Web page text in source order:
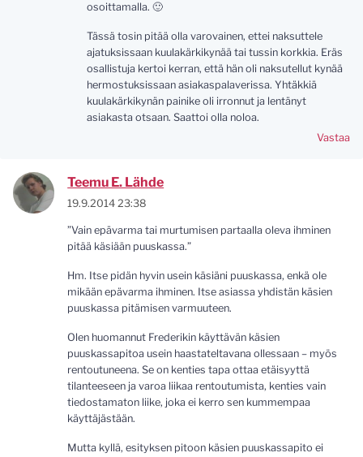
osoittamalla. 🙂
Tässä tosin pitää olla varovainen, ettei naksuttele
ajatuksissaan kuulakärkikynää tai tussin korkkia. Eräs
osallistuja kertoi kerran, että hän oli naksutellut kynää
hermostuksissaan asiakaspalaverissa. Yhtäkkiä
kuulakärkikynän painike oli irronnut ja lentänyt
asiakasta otsaan. Saattoi olla noloa.
Vastaa
Teemu E. Lähde
19.9.2014 23:38
”Vain epävarma tai murtumisen partaalla oleva ihminen
pitää käsiään puuskassa.”
Hm. Itse pidän hyvin usein käsiäni puuskassa, enkä ole
mikään epävarma ihminen. Itse asiassa yhdistän käsien
puuskassa pitämisen varmuuteen.
Olen huomannut Frederikin käyttävän käsien
puuskassapitoa usein haastateltavana ollessaan – myös
rentoutuneena. Se on kenties tapa ottaa etäisyyttä
tilanteeseen ja varoa liikaa rentoutumista, kenties vain
tiedostamaton liike, joka ei kerro sen kummempaa
käyttäjästään.
Mutta kyllä, esityksen pitoon käsien puuskassapito ei